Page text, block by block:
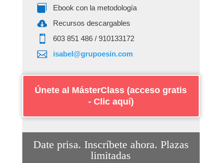
 Ebook con la metodología
 Recursos descargables
 ‭603 851 486‬ / 910133172
 isabel@grupoesin.com
Únete al MásterClass (acceso gratis
- Clic aquí)
Date prisa. Inscríbete ahora. Plazas
limitadas